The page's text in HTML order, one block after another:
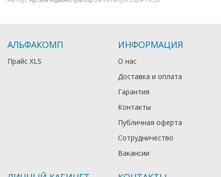
АЛЬФАКОМП
Прайс XLS
ИНФОРМАЦИЯ
О нас
Доставка и оплата
Гарантия
Контакты
Публичная оферта
Сотрудничество
Вакансии